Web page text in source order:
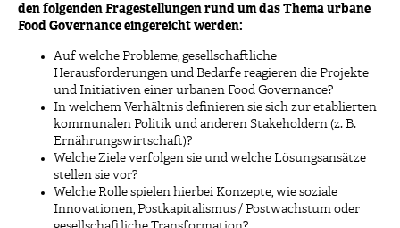
den folgenden Fragestellungen rund um das Thema urbane
Food Governance eingereicht werden:
Auf welche Probleme, gesellschaftliche
Herausforderungen und Bedarfe reagieren die Projekte
und Initiativen einer urbanen Food Governance?
In welchem Verhältnis definieren sie sich zur etablierten
kommunalen Politik und anderen Stakeholdern (z. B.
Ernährungswirtschaft)?
Welche Ziele verfolgen sie und welche Lösungsansätze
stellen sie vor?
Welche Rolle spielen hierbei Konzepte, wie soziale
Innovationen, Postkapitalismus / Postwachstum oder